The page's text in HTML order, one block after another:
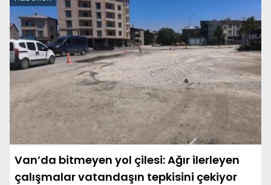
Van’da bitmeyen yol çilesi: Ağır ilerleyen
çalışmalar vatandaşın tepkisini çekiyor